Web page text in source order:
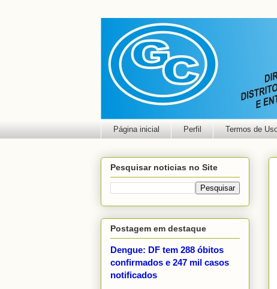
Página inicial Perfil Termos de
Pesquisar noticias no Site
Postagem em destaque
Dengue: DF tem 288 óbitos
confirmados e 247 mil casos
notificados